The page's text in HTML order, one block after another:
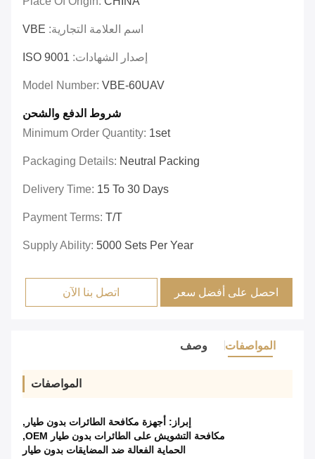
اسم العلامة التجارية: VBE
إصدار الشهادات: ISO 9001
Model Number: VBE-60UAV
شروط الدفع والشحن
Minimum Order Quantity: 1set
Packaging Details: Neutral Packing
Delivery Time: 15 To 30 Days
Payment Terms: T/T
Supply Ability: 5000 Sets Per Year
احصل على أفضل سعر اتصل بنا الآن
المواصفات وصف
المواصفات
إبراز: أجهزة مكافحة الطائرات بدون طيار ,
مكافحة التشويش على الطائرات بدون طيار OEM
,
الحماية الفعالة ضد المضايقات بدون طيار